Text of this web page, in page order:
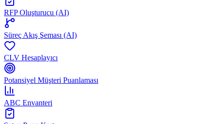
RFP Oluşturucu (AI)
Süreç Akış Şeması (AI)
CLV Hesaplayıcı
Potansiyel Müşteri Puanlaması
ABC Envanteri